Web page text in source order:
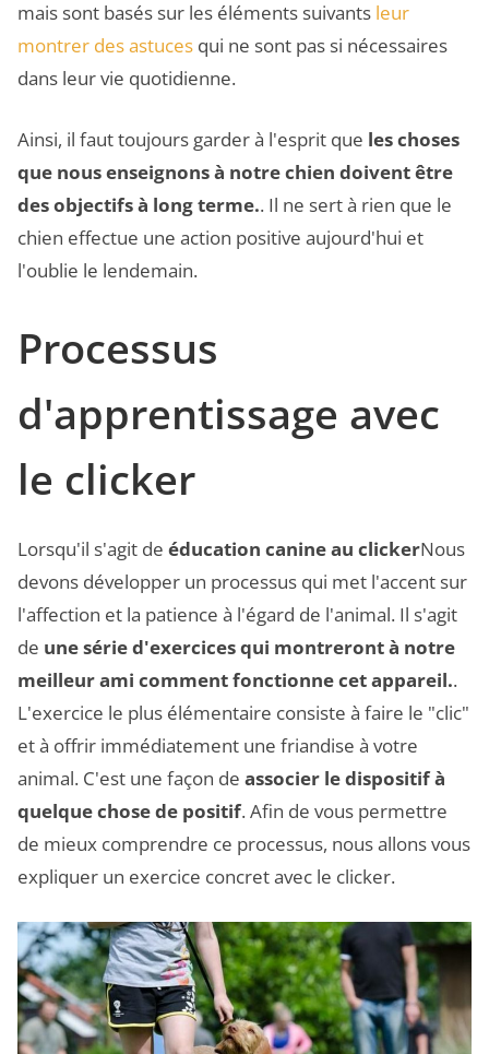
mais sont basés sur les éléments suivants leur
montrer des astuces qui ne sont pas si nécessaires
dans leur vie quotidienne.
Ainsi, il faut toujours garder à l'esprit que les choses
que nous enseignons à notre chien doivent être
des objectifs à long terme.. Il ne sert à rien que le
chien effectue une action positive aujourd'hui et
l'oublie le lendemain.
Processus
d'apprentissage avec
le clicker
Lorsqu'il s'agit de éducation canine au clickerNous
devons développer un processus qui met l'accent sur
l'affection et la patience à l'égard de l'animal. Il s'agit
de une série d'exercices qui montreront à notre
meilleur ami comment fonctionne cet appareil..
L'exercice le plus élémentaire consiste à faire le "clic"
et à offrir immédiatement une friandise à votre
animal. C'est une façon de associer le dispositif à
quelque chose de positif. Afin de vous permettre
de mieux comprendre ce processus, nous allons vous
expliquer un exercice concret avec le clicker.